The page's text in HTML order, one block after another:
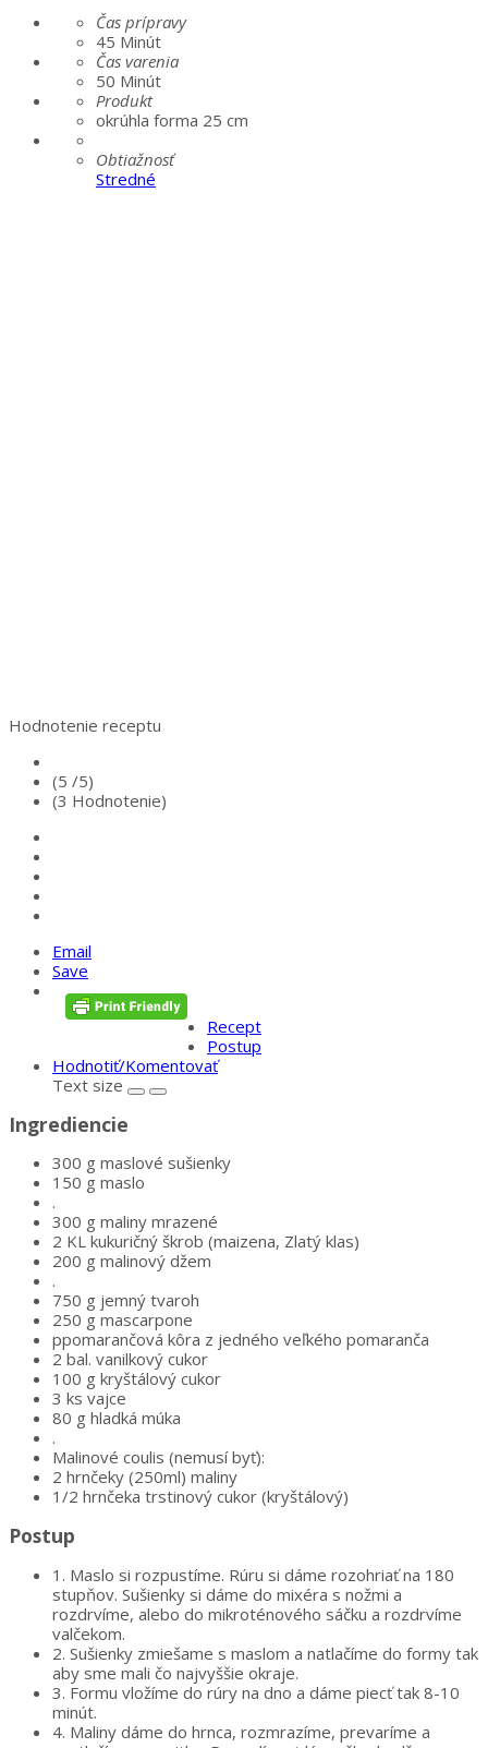
Čas prípravy
45 Minút
Čas varenia
50 Minút
Produkt
okrúhla forma 25 cm
Obtiažnosť
Stredné
Hodnotenie receptu
(5 /5)
(3 Hodnotenie)
Email
Save
Recept
Postup
Hodnotiť/Komentovať
Text size
Ingrediencie
300 g maslové sušienky
150 g maslo
.
300 g maliny mrazené
2 KL kukuričný škrob (maizena, Zlatý klas)
200 g malinový džem
.
750 g jemný tvaroh
250 g mascarpone
ppomarančová kôra z jedného veľkého pomaranča
2 bal. vanilkový cukor
100 g kryštálový cukor
3 ks vajce
80 g hladká múka
.
Malinové coulis (nemusí byť):
2 hrnčeky (250ml) maliny
1/2 hrnčeka trstinový cukor (kryštálový)
Postup
1. Maslo si rozpustíme. Rúru si dáme rozohriať na 180
stupňov. Sušienky si dáme do mixéra s nožmi a
rozdrvíme, alebo do mikroténového sáčku a rozdrvíme
valčekom.
2. Sušienky zmiešame s maslom a natlačíme do formy tak
aby sme mali čo najvyššie okraje.
3. Formu vložíme do rúry na dno a dáme piecť tak 8-10
minút.
4. Maliny dáme do hrnca, rozmrazíme, prevaríme a